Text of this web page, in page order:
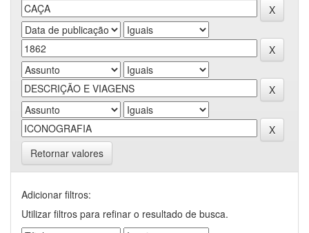
Retornar valores
Adicionar filtros:
Utilizar filtros para refinar o resultado de busca.